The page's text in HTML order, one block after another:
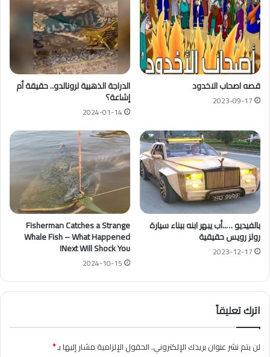
قصه اصحاب الاخدود
2023-09-17
الدراجة الذهبية لرونالدو.. حقيقة أم
إشاعة؟
2024-01-14
بالفيديو …..أب يبهر ابنه ببناء سيارة
رولز رويس حقيقية
2023-12-17
Fisherman Catches a Strange
Whale Fish – What Happened
Next Will Shock You!
2024-10-15
اترك تعليقاً
لن يتم نشر عنوان بريدك الإلكتروني.الحقول الإلزامية مشار إليها بـ*